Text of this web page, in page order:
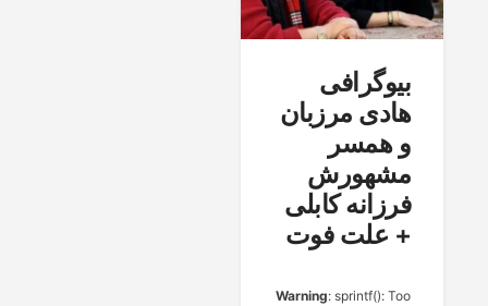
بیوگرافی
هادی مرزبان
و همسر
مشهورش
فرزانه کابلی
+ علت فوت
Warning: sprintf(): Too